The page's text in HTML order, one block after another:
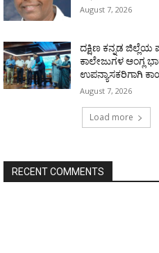
August 7, 2026
ದಕ್ಷಿಣ ಕನ್ನಡ
ಕಾಲೇಜುಗಳ ಆಂಗ್ಲ
ಉಪನ್ಯಾಸಕರಿಗಾಗಿ
August 7, 2026
Load more
RECENT COMMENTS